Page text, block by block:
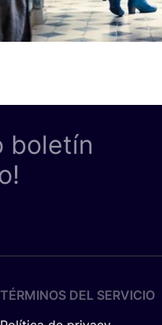
boletín
TÉRMINOS DEL SERVICIO